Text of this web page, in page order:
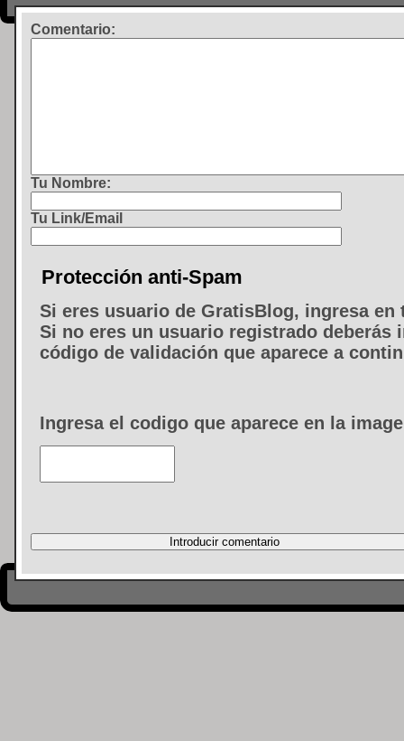
Comentario:
Tu Nombre:
Tu Link/Email
Protección anti-Spam
Si eres usuario de GratisBlog, ingresa en
Si no eres un usuario registrado deberás
código de validación que aparece a
Ingresa el codigo que aparece en la